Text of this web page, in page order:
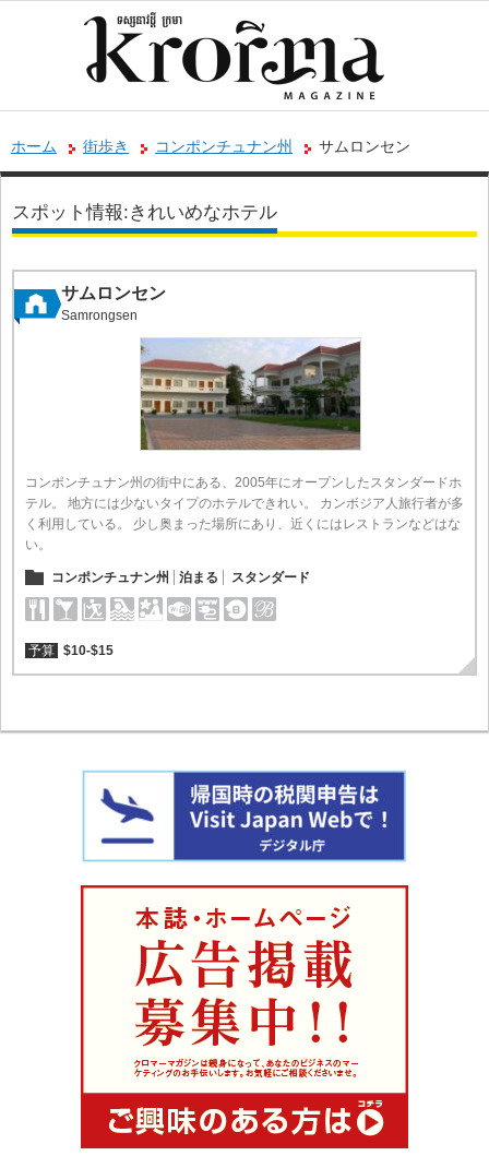
ホーム 街歩き コンポンチュナン州 サムロンセン
スポット情報:きれいめなホテル
サムロンセン
Samrongsen
コンポンチュナン州の街中にある、2005年にオープンしたスタンダードホ
テル。 地方には少ないタイプのホテルできれい。 カンボジア人旅行者が多
く利用している。 少し奥まった場所にあり、近くにはレストランなどはな
い。
コンポンチュナン州 泊まる スタンダード
予算 $10-$15